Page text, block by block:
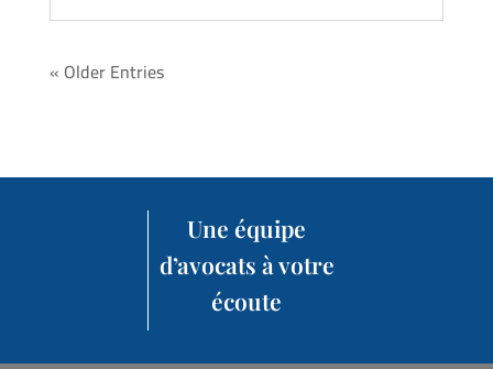
« Older Entries
Une équipe
d’avocats à votre
écoute